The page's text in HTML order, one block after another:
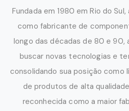
Fundada em 1980 em Rio do
como fabricante de
longo das décadas de 80 e 90,
buscar novas tecnologias e
consolidando sua posição como
de produtos de alta
reconhecida como a maior